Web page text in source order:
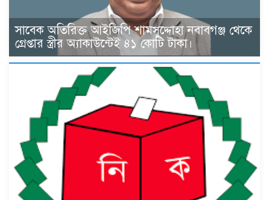
সাবেক অতিরিক্ত আইজিপি শামসুদ্দোহা নবাবগঞ্জ থেকে
গ্রেপ্তার স্ত্রীর অ্যাকাউন্টেই ৪১ কোটি টাকা।